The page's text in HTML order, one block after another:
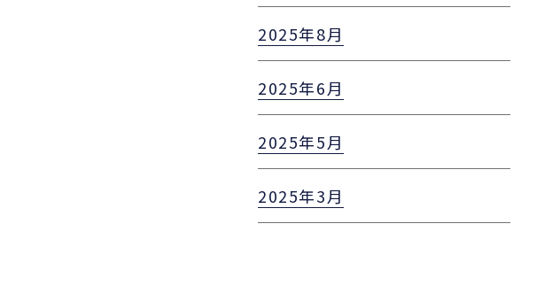
2025年8月
2025年6月
2025年5月
2025年3月